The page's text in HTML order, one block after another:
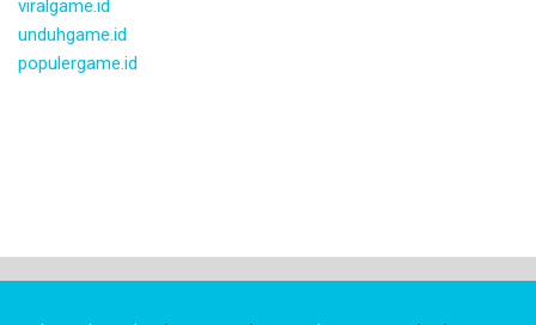
viralgame.id
unduhgame.id
populergame.id